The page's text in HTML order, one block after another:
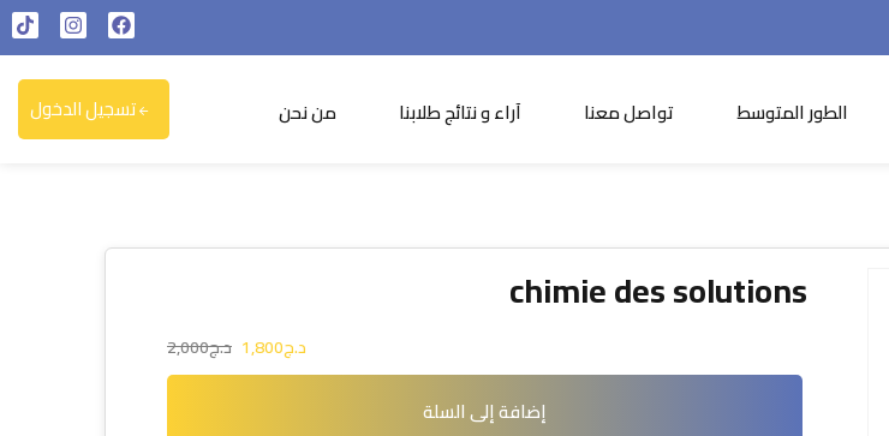
الطور المتوسط تواصل معنا آراء و نتائج طلابنا من نحن تسجيل الدخول
chimie des solutions
د.ج2,000 د.ج1,800
إضافة إلى السلة
تسجيل الدخول